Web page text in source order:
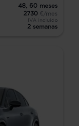
48, 60 meses
2730 €/mes
IVA incluido
2 semanas